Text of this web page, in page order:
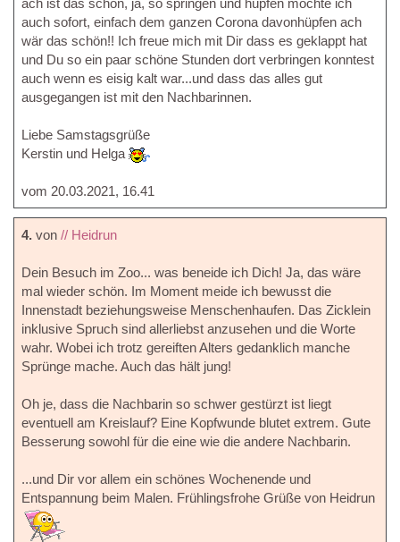
ach ist das schön, ja, so springen und hüpfen möchte ich
auch sofort, einfach dem ganzen Corona davonhüpfen ach
wär das schön!! Ich freue mich mit Dir dass es geklappt hat
und Du so ein paar schöne Stunden dort verbringen konntest
auch wenn es eisig kalt war...und dass das alles gut
ausgegangen ist mit den Nachbarinnen.
Liebe Samstagsgrüße
Kerstin und Helga
vom 20.03.2021, 16.41
4. von // Heidrun
Dein Besuch im Zoo... was beneide ich Dich! Ja, das wäre
mal wieder schön. Im Moment meide ich bewusst die
Innenstadt beziehungsweise Menschenhaufen. Das Zicklein
inklusive Spruch sind allerliebst anzusehen und die Worte
wahr. Wobei ich trotz gereiften Alters gedanklich manche
Sprünge mache. Auch das hält jung!
Oh je, dass die Nachbarin so schwer gestürzt ist liegt
eventuell am Kreislauf? Eine Kopfwunde blutet extrem. Gute
Besserung sowohl für die eine wie die andere Nachbarin.
...und Dir vor allem ein schönes Wochenende und
Entspannung beim Malen. Frühlingsfrohe Grüße von Heidrun